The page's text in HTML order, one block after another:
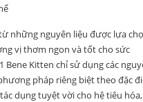
những nguyên liệu được lựa
vị thơm ngon và tốt cho sức
Bene Kitten chỉ sử dụng các
pháp riêng biệt theo đặc
dụng tuyệt vời cho hệ tiêu